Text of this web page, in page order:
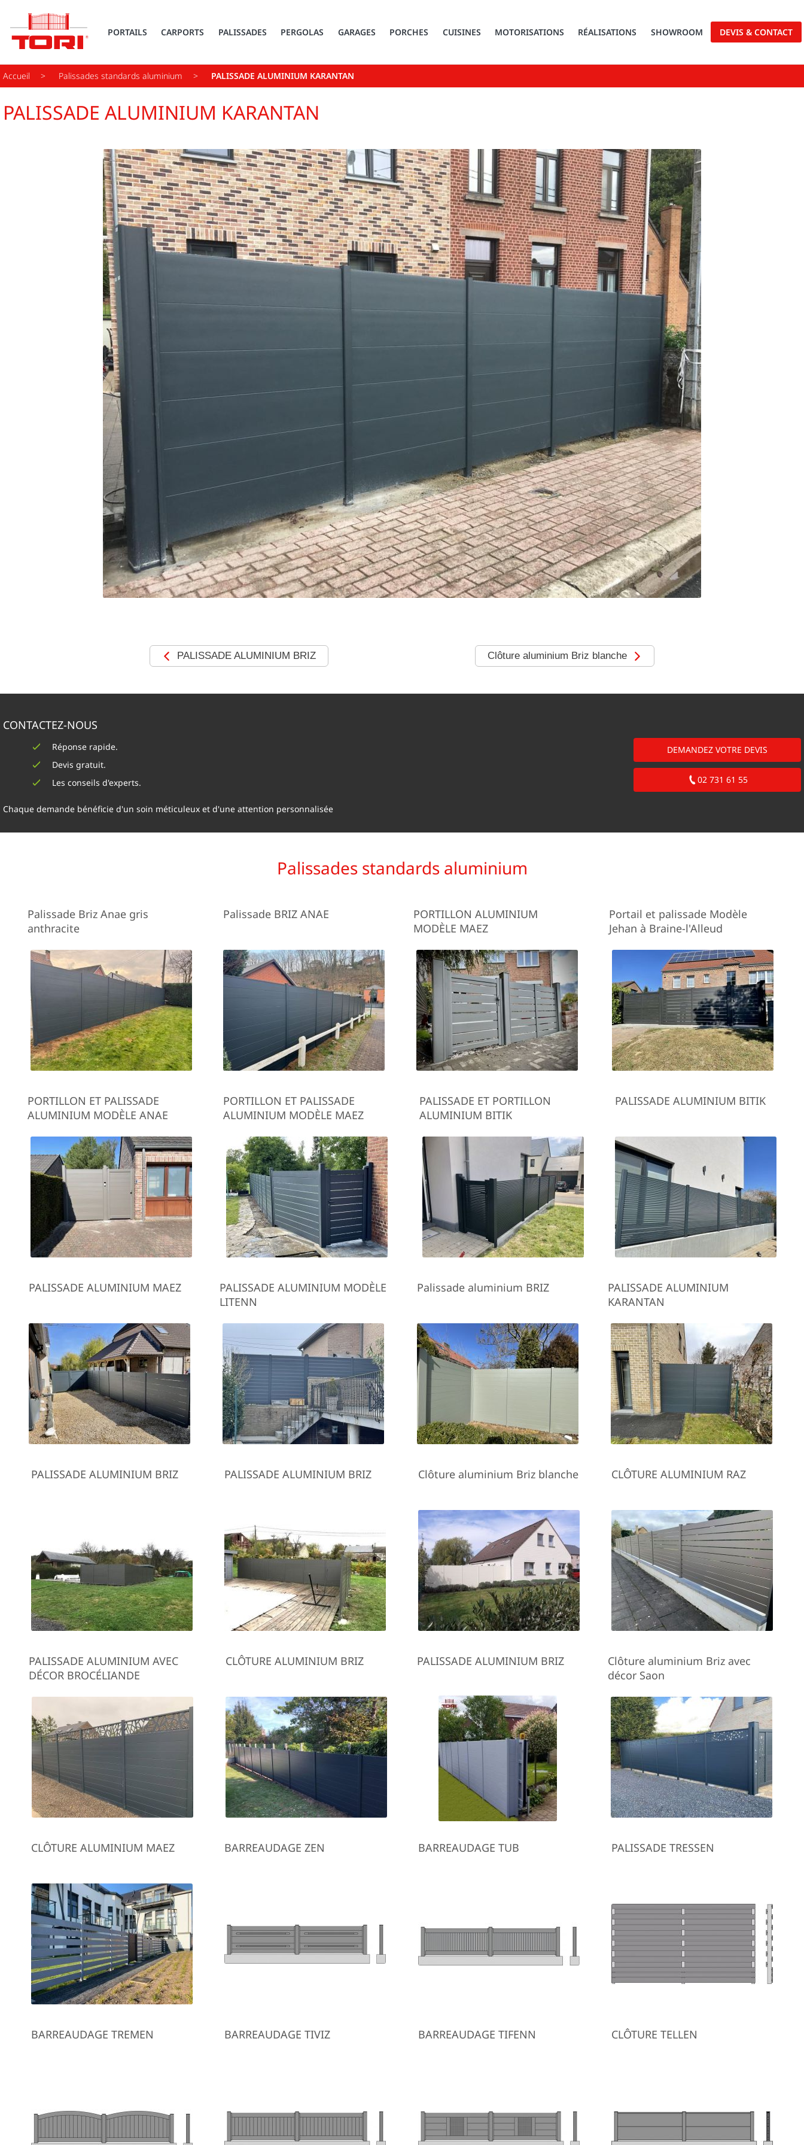
PORTAILS CARPORTS PALISSADES PERGOLAS GARAGES PORCHES CUISINES MOTORISATIONS RÉALISATIONS SHOWROOM DEVIS & CONTACT
Accueil Palissades standards aluminium PALISSADE ALUMINIUM KARANTAN
PALISSADE ALUMINIUM KARANTAN
PALISSADE ALUMINIUM BRIZ Clôture aluminium Briz blanche
CONTACTEZ-NOUS
DEMANDEZ VOTRE DEVIS
02 731 61 55
Réponse rapide.
Devis gratuit.
Les conseils d'experts.
Chaque demande bénéficie d'un soin méticuleux et d'une attention personnalisée
Palissades standards aluminium
Palissade Briz Anae gris
anthracite
Palissade BRIZ ANAE
PORTILLON ALUMINIUM
MODÈLE MAEZ
Portail et palissade Modèle
Jehan à Braine-l'Alleud
PORTILLON ET PALISSADE
ALUMINIUM MODÈLE ANAE
PORTILLON ET PALISSADE
ALUMINIUM MODÈLE MAEZ
PALISSADE ET PORTILLON
ALUMINIUM BITIK
PALISSADE ALUMINIUM BITIK
PALISSADE ALUMINIUM MAEZ
PALISSADE ALUMINIUM MODÈLE
LITENN
Palissade aluminium BRIZ
PALISSADE ALUMINIUM
KARANTAN
PALISSADE ALUMINIUM BRIZ PALISSADE ALUMINIUM BRIZ Clôture aluminium Briz blanche CLÔTURE ALUMINIUM RAZ
PALISSADE ALUMINIUM AVEC
DÉCOR BROCÉLIANDE
CLÔTURE ALUMINIUM BRIZ PALISSADE ALUMINIUM BRIZ
Clôture aluminium Briz avec
décor Saon
CLÔTURE ALUMINIUM MAEZ BARREAUDAGE ZEN BARREAUDAGE TUB PALISSADE TRESSEN
BARREAUDAGE TREMEN BARREAUDAGE TIVIZ BARREAUDAGE TIFENN CLÔTURE TELLEN